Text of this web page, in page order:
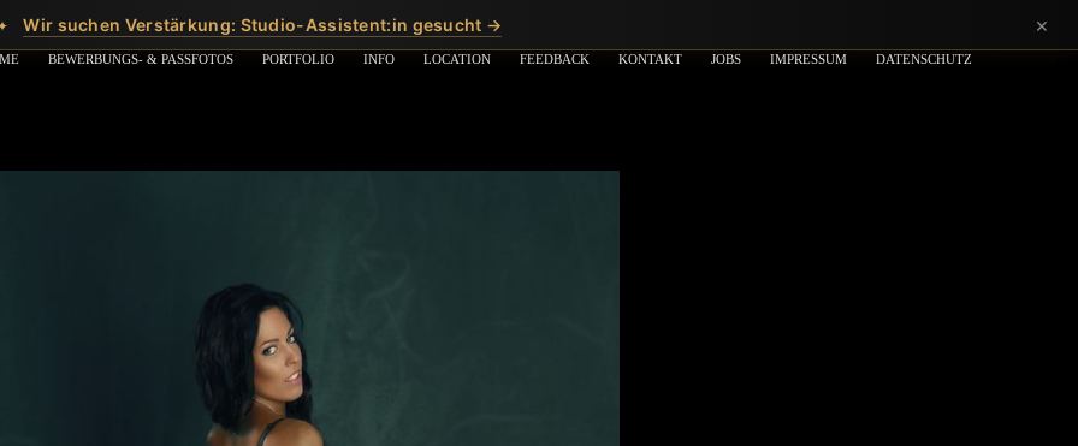
BEWERBUNGS- & PASSFOTOS PORTFOLIO INFO LOCATION FEEDBACK KONTAKT JOBS IMPRESSUM DATENSCHUTZ
Wir suchen Verstärkung: Studio-Assistent:in gesucht → ×